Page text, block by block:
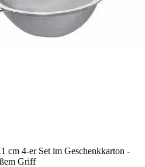
cm 4-er Set im Geschenkkarton -
Griff